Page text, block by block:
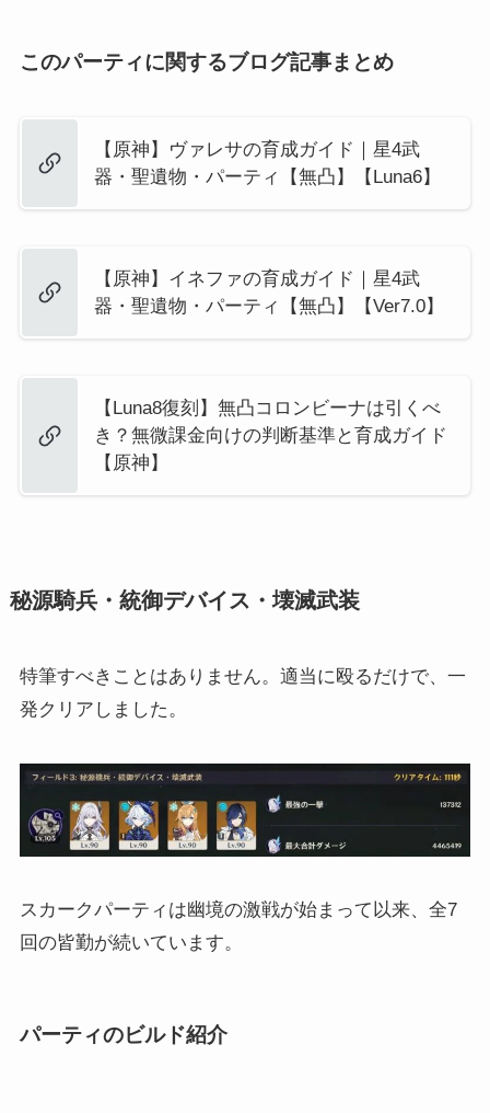
このパーティに関するブログ記事まとめ
【原神】ヴァレサの育成ガイド｜星4武
器・聖遺物・パーティ【無凸】【Luna6】
【原神】イネファの育成ガイド｜星4武
器・聖遺物・パーティ【無凸】【Ver7.0】
【Luna8復刻】無凸コロンビーナは引くべ
き？無微課金向けの判断基準と育成ガイド
【原神】
秘源騎兵・統御デバイス・壊滅武装
特筆すべきことはありません。適当に殴るだけで、一
発クリアしました。
スカークパーティは幽境の激戦が始まって以来、全7
回の皆勤が続いています。
パーティのビルド紹介